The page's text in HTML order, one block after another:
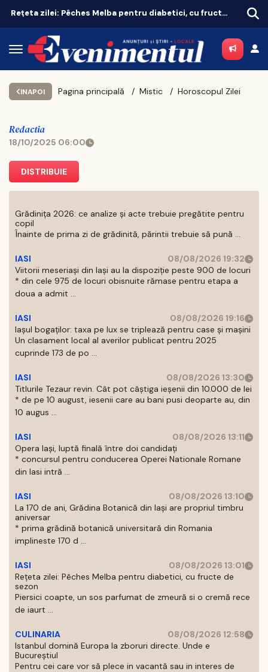
Rețeta zilei: Pêches Melba pentru diabetici, cu fructe de sezon
INAPOI Pagina principală Mistic Horoscopul Zilei
Redactia
18/10/2025 06:00
DISTRIBUIE
Grădinița 2026: ce analize și acte trebuie pregătite pentru
copil
Înainte de prima zi de grădinită, părintii trebuie să pună ...
IASI
08/08/2026 19:32
Viitorii meseriași din Iași au la dispoziție peste 900 de locuri
* din cele 975 de locuri obisnuite rămase pentru etapa a
doua a admit ...
IASI
08/08/2026 19:16
Iașul bogaților: taxa pe lux se triplează pentru case și mașini
Un clasament local al averilor publicat pentru 2025
cuprinde 173 de po ...
IASI
08/08/2026 13:30
Titlurile Tezaur revin. Cât pot câștiga ieșenii din 10.000 de lei
* de pe 10 august, iesenii care au bani pusi deoparte au, din
10 augus ...
IASI
08/08/2026 13:11
Opera Iași, luptă finală între doi candidați
* concursul pentru conducerea Operei Nationale Romane
din Iasi intră ...
IASI
08/08/2026 13:10
La 170 de ani, Grădina Botanică din Iași are propriul timbru
aniversar
* prima grădină botanică universitară din Romania
implineste 170 d ...
IASI
08/08/2026 13:01
Rețeta zilei: Pêches Melba pentru diabetici, cu fructe de
sezon
Piersici coapte, un sos parfumat de zmeură si o cremă rece
de iaurt ...
CULINARIA
08/08/2026 12:58
Istanbul domină Europa la zboruri directe. Unde e
Bucureștiul
Pentru cei care vor să plece in vacantă sau in interes de